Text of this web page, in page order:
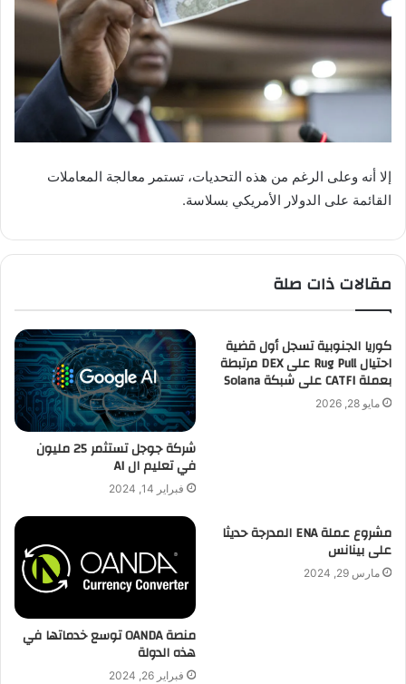
إلا أنه وعلى الرغم من هذه التحديات، تستمر معالجة المعاملات
القائمة على الدولار الأمريكي بسلاسة.
مقالات ذات صلة
كوريا الجنوبية تسجل أول قضية
احتيال Rug Pull على DEX مرتبطة
بعملة CATFI على شبكة Solana
مايو 28, 2026
شركة جوجل تستثمر 25 مليون
في تعليم ال AI
فبراير 14, 2024
مشروع عملة ENA المدرجة حديثا
على بينانس
مارس 29, 2024
منصة OANDA توسع خدماتها في
هذه الدولة
فبراير 26, 2024